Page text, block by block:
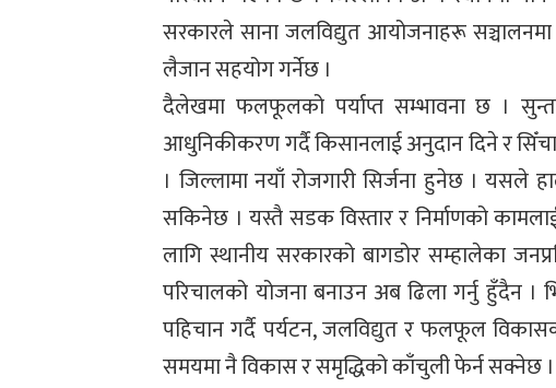
सरकारले साना जलविद्युत आयोजनाहरू
लैजान सहयोग गर्नेछ ।
दैलेखमा फलफूलको पर्याप्त सम्भावना छ ।
आधुनिकीकरण गर्दै किसानलाई अनुदान दिने र
। जिल्लामा नयाँ रोजगारी सिर्जना हुनेछ । यसले
सकिनेछ । यस्तै सडक विस्तार र निर्माणको
लागि स्थानीय सरकारको बागडोर सम्हालेका
परिचालको योजना बनाउन अब ढिला गर्नु हुँदैन
पहिचान गर्दै पर्यटन, जलविद्युत र फलफूल
समयमा नै विकास र समृद्धिको काँचुली फेर्न सक्नेछ ।